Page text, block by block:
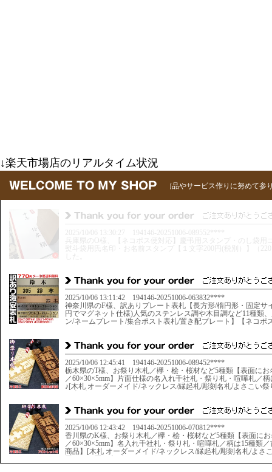
↓楽天市場店のリアルタイム状況